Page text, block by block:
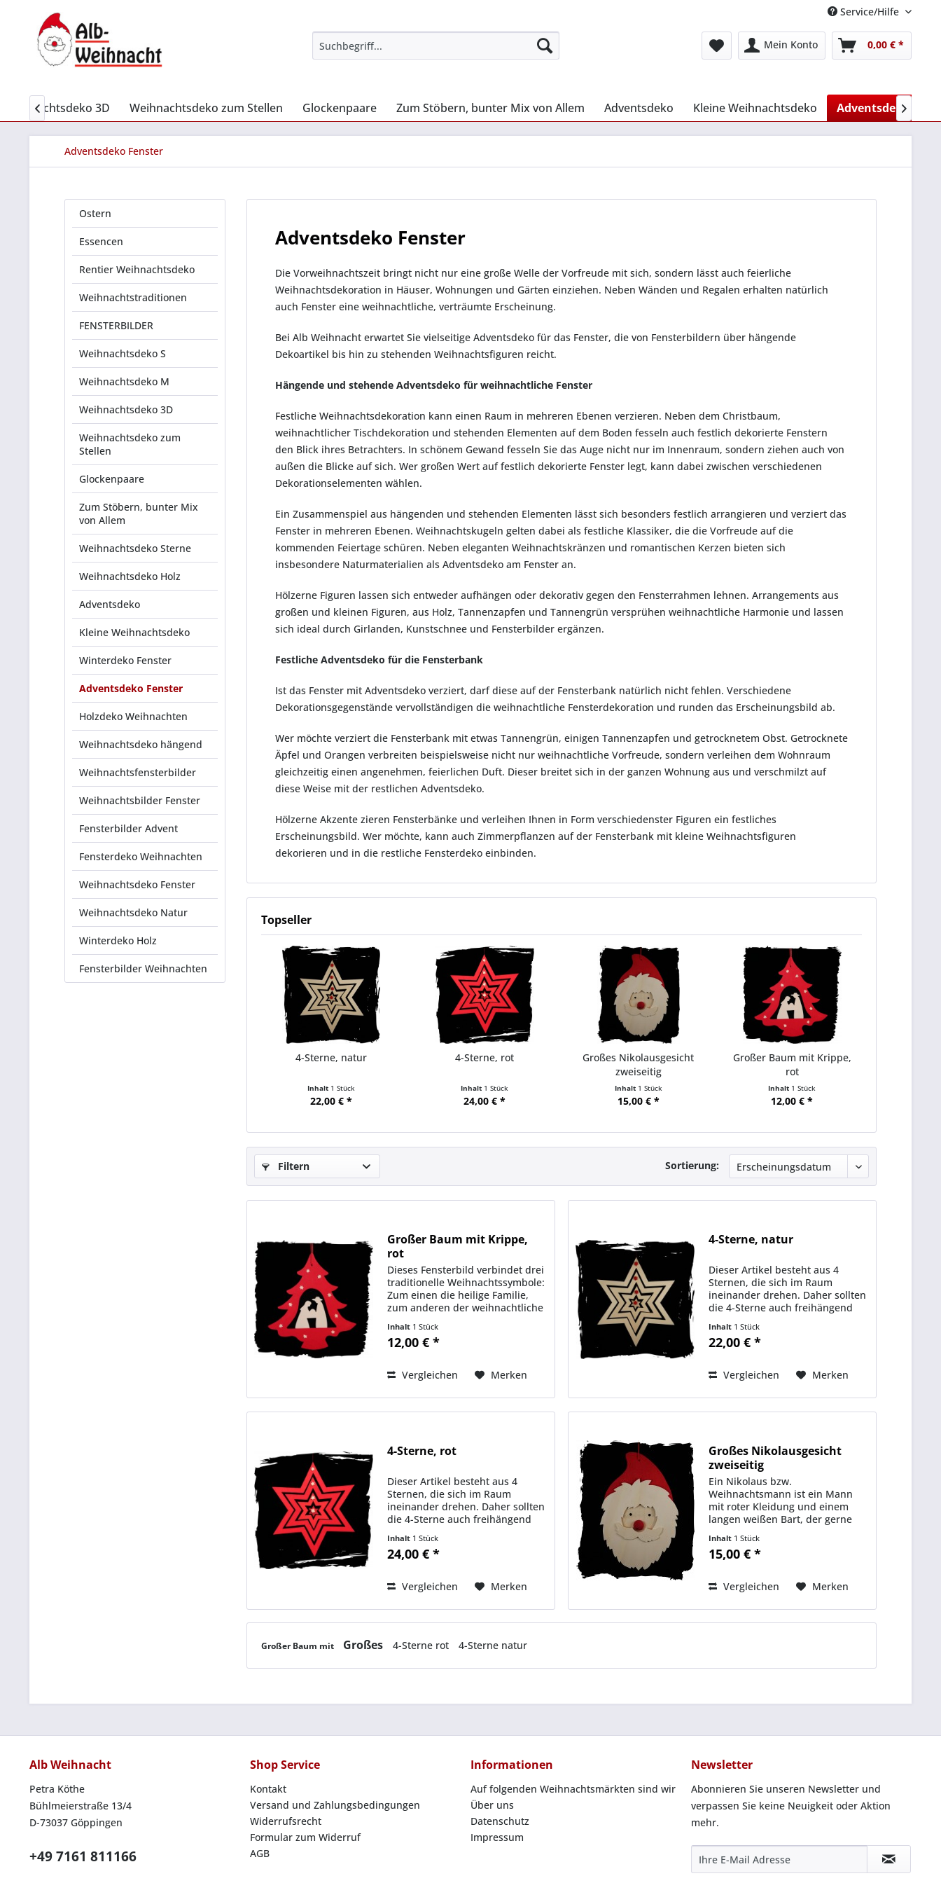
Service/Hilfe
Mein Konto 0,00 € *
Weihnachtsdeko 3D Weihnachtsdeko zum Stellen Glockenpaare Zum Stöbern, bunter Mix von Allem Adventsdeko Kleine Weihnachtsdeko Adventsdeko
 
Adventsdeko Fenster
Ostern
Essencen
Rentier Weihnachtsdeko
Weihnachtstraditionen
FENSTERBILDER
Weihnachtsdeko S
Weihnachtsdeko M
Weihnachtsdeko 3D
Weihnachtsdeko zum
Stellen
Glockenpaare
Zum Stöbern, bunter Mix
von Allem
Weihnachtsdeko Sterne
Weihnachtsdeko Holz
Adventsdeko
Kleine Weihnachtsdeko
Winterdeko Fenster
Adventsdeko Fenster
Holzdeko Weihnachten
Weihnachtsdeko hängend
Weihnachtsfensterbilder
Weihnachtsbilder Fenster
Fensterbilder Advent
Fensterdeko Weihnachten
Weihnachtsdeko Fenster
Weihnachtsdeko Natur
Winterdeko Holz
Fensterbilder Weihnachten
Adventsdeko Fenster
Die Vorweihnachtszeit bringt nicht nur eine große Welle der Vorfreude mit sich, sondern lässt auch feierliche
Weihnachtsdekoration in Häuser, Wohnungen und Gärten einziehen. Neben Wänden und Regalen erhalten natürlich
auch Fenster eine weihnachtliche, verträumte Erscheinung.
Bei Alb Weihnacht erwartet Sie vielseitige Adventsdeko für das Fenster, die von Fensterbildern über hängende
Dekoartikel bis hin zu stehenden Weihnachtsfiguren reicht.
Hängende und stehende Adventsdeko für weihnachtliche Fenster
Festliche Weihnachtsdekoration kann einen Raum in mehreren Ebenen verzieren. Neben dem Christbaum,
weihnachtlicher Tischdekoration und stehenden Elementen auf dem Boden fesseln auch festlich dekorierte Fenstern
den Blick ihres Betrachters. In schönem Gewand fesseln Sie das Auge nicht nur im Innenraum, sondern ziehen auch von
außen die Blicke auf sich. Wer großen Wert auf festlich dekorierte Fenster legt, kann dabei zwischen verschiedenen
Dekorationselementen wählen.
Ein Zusammenspiel aus hängenden und stehenden Elementen lässt sich besonders festlich arrangieren und verziert das
Fenster in mehreren Ebenen. Weihnachtskugeln gelten dabei als festliche Klassiker, die die Vorfreude auf die
kommenden Feiertage schüren. Neben eleganten Weihnachtskränzen und romantischen Kerzen bieten sich
insbesondere Naturmaterialien als Adventsdeko am Fenster an.
Hölzerne Figuren lassen sich entweder aufhängen oder dekorativ gegen den Fensterrahmen lehnen. Arrangements aus
großen und kleinen Figuren, aus Holz, Tannenzapfen und Tannengrün versprühen weihnachtliche Harmonie und lassen
sich ideal durch Girlanden, Kunstschnee und Fensterbilder ergänzen.
Festliche Adventsdeko für die Fensterbank
Ist das Fenster mit Adventsdeko verziert, darf diese auf der Fensterbank natürlich nicht fehlen. Verschiedene
Dekorationsgegenstände vervollständigen die weihnachtliche Fensterdekoration und runden das Erscheinungsbild ab.
Wer möchte verziert die Fensterbank mit etwas Tannengrün, einigen Tannenzapfen und getrocknetem Obst. Getrocknete
Äpfel und Orangen verbreiten beispielsweise nicht nur weihnachtliche Vorfreude, sondern verleihen dem Wohnraum
gleichzeitig einen angenehmen, feierlichen Duft. Dieser breitet sich in der ganzen Wohnung aus und verschmilzt auf
diese Weise mit der restlichen Adventsdeko.
Hölzerne Akzente zieren Fensterbänke und verleihen Ihnen in Form verschiedenster Figuren ein festliches
Erscheinungsbild. Wer möchte, kann auch Zimmerpflanzen auf der Fensterbank mit kleine Weihnachtsfiguren
dekorieren und in die restliche Fensterdeko einbinden.
Topseller
4-Sterne, natur
Inhalt 1 Stück
22,00 € *
4-Sterne, rot
Inhalt 1 Stück
24,00 € *
Großes Nikolausgesicht
zweiseitig
Inhalt 1 Stück
15,00 € *
Großer Baum mit Krippe,
rot
Inhalt 1 Stück
12,00 € *
Filtern Sortierung:
Großer Baum mit Krippe,
rot
Dieses Fensterbild verbindet drei
traditionelle Weihnachtssymbole:
Zum einen die heilige Familie,
zum anderen der weihnachtliche
Artikel überzeugt vor allem durch
seine Detailgenauigkeit und
Inhalt 1 Stück
12,00 € *
Vergleichen Merken
4-Sterne, natur
Dieser Artikel besteht aus 4
Sternen, die sich im Raum
ineinander drehen. Daher sollten
die 4-Sterne auch freihängend
Gruppe sind diese 4-Sterne mit
Sicherheit ein Blickfang in Ihrem
Inhalt 1 Stück
22,00 € *
Vergleichen Merken
4-Sterne, rot
Dieser Artikel besteht aus 4
Sternen, die sich im Raum
ineinander drehen. Daher sollten
die 4-Sterne auch freihängend
Gruppe sind diese 4-Sterne mit
Sicherheit ein Blickfang in Ihrem
Inhalt 1 Stück
24,00 € *
Vergleichen Merken
Großes Nikolausgesicht
zweiseitig
Ein Nikolaus bzw.
Weihnachtsmann ist ein Mann
mit roter Kleidung und einem
langen weißen Bart, der gerne
Definition haben wir dieses große
Nikolausgesicht entworfen.
Dies...
Inhalt 1 Stück
15,00 € *
Vergleichen Merken
Großer Baum mit Großes 4-Sterne rot 4-Sterne natur
Alb Weihnacht
Petra Köthe
Bühlmeierstraße 13/4
D-73037 Göppingen
+49 7161 811166
Shop Service
Kontakt
Versand und Zahlungsbedingungen
Widerrufsrecht
Formular zum Widerruf
AGB
Informationen
Auf folgenden Weihnachtsmärkten sind wir
Über uns
Datenschutz
Impressum
Newsletter
Abonnieren Sie unseren Newsletter und
verpassen Sie keine Neuigkeit oder Aktion
mehr.